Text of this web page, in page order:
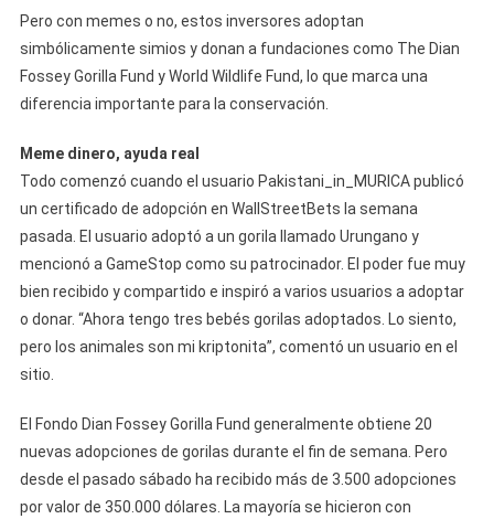
Pero con memes o no, estos inversores adoptan
simbólicamente simios y donan a fundaciones como The Dian
Fossey Gorilla Fund y World Wildlife Fund, lo que marca una
diferencia importante para la conservación.
Meme dinero, ayuda real
Todo comenzó cuando el usuario Pakistani_in_MURICA publicó
un certificado de adopción en WallStreetBets la semana
pasada. El usuario adoptó a un gorila llamado Urungano y
mencionó a GameStop como su patrocinador. El poder fue muy
bien recibido y compartido e inspiró a varios usuarios a adoptar
o donar. “Ahora tengo tres bebés gorilas adoptados. Lo siento,
pero los animales son mi kriptonita”, comentó un usuario en el
sitio.
El Fondo Dian Fossey Gorilla Fund generalmente obtiene 20
nuevas adopciones de gorilas durante el fin de semana. Pero
desde el pasado sábado ha recibido más de 3.500 adopciones
por valor de 350.000 dólares. La mayoría se hicieron con